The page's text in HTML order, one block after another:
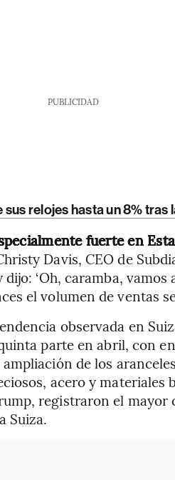
PUBLICIDAD
relojes hasta un 8% tras
fuerte en
Davis, CEO de
‘Oh, caramba, vamos
el volumen de ventas
observada en
parte en abril, con
de los
acero y materiales
registraron el mayor
Suiza.